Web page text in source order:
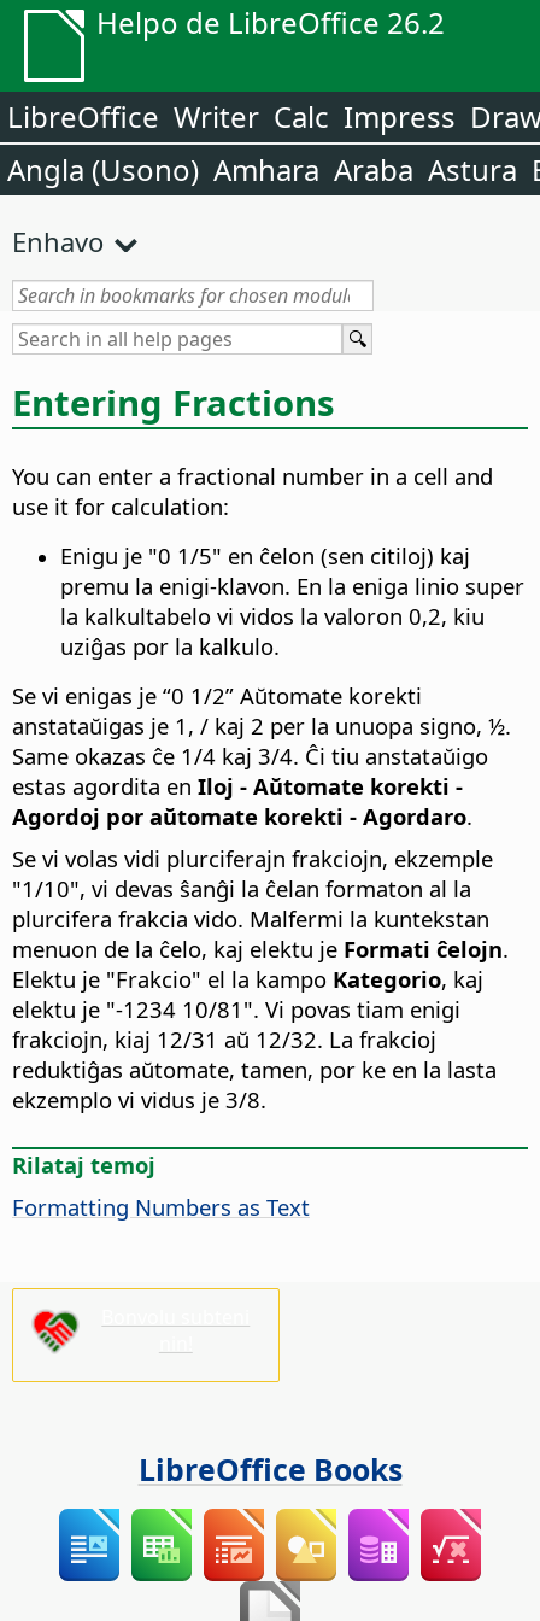
Helpo de LibreOffice 26.2
LibreOffice Writer Calc Impress
Angla (Usono) Amhara Araba Astura
Enhavo
Entering Fractions
You can enter a fractional number in a cell and
use it for calculation:
Enigu je "0 1/5" en ĉelon (sen citiloj) kaj
premu la enigi-klavon. En la eniga linio super
la kalkultabelo vi vidos la valoron 0,2, kiu
uziĝas por la kalkulo.
Se vi enigas je “0 1/2” Aŭtomate korekti
anstataŭigas je 1, / kaj 2 per la unuopa signo, ½.
Same okazas ĉe 1/4 kaj 3/4. Ĉi tiu anstataŭigo
estas agordita en Iloj - Aŭtomate korekti -
Agordoj por aŭtomate korekti - Agordaro.
Se vi volas vidi plurciferajn frakciojn, ekzemple
"1/10", vi devas ŝanĝi la ĉelan formaton al la
plurcifera frakcia vido. Malfermi la kuntekstan
menuon de la ĉelo, kaj elektu je Formati ĉelojn.
Elektu je "Frakcio" el la kampo Kategorio, kaj
elektu je "-1234 10/81". Vi povas tiam enigi
frakciojn, kiaj 12/31 aŭ 12/32. La frakcioj
reduktiĝas aŭtomate, tamen, por ke en la lasta
ekzemplo vi vidus je 3/8.
Rilataj temoj
Formatting Numbers as Text
LibreOffice Books